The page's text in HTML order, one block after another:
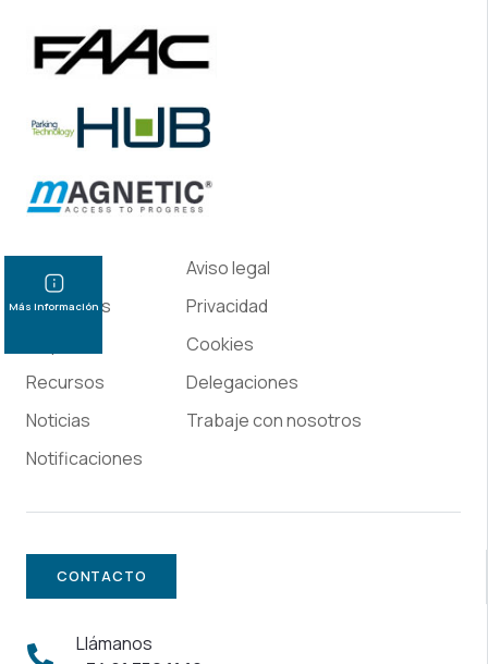
Más información
Home
Productos
Recursos
Noticias
Notificaciones
Aviso legal
Privacidad
Cookies
Delegaciones
Trabaje con nosotros
CONTACTO
Llámanos